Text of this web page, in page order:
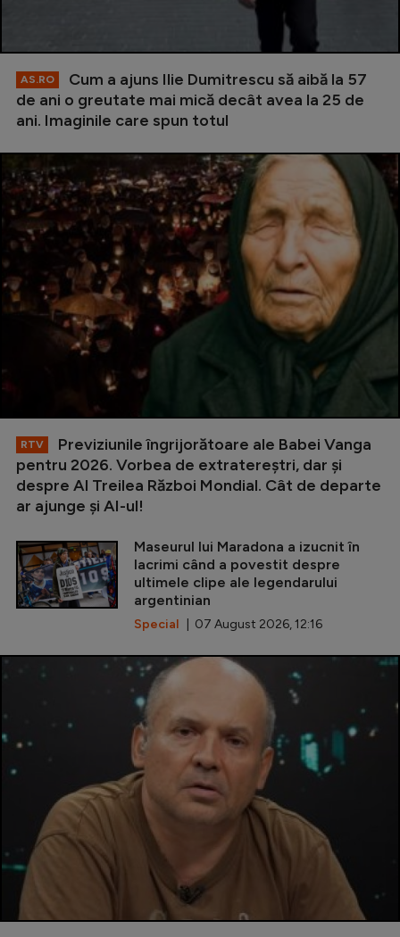
AS.RO
Cum a ajuns Ilie Dumitrescu să aibă la 57
de ani o greutate mai mică decât avea la 25 de
ani. Imaginile care spun totul
RTV
Previziunile îngrijorătoare ale Babei Vanga
pentru 2026. Vorbea de extratereștri, dar și
despre Al Treilea Război Mondial. Cât de departe
ar ajunge și AI-ul!
Maseurul lui Maradona a izucnit în
lacrimi când a povestit despre
ultimele clipe ale legendarului
argentinian
Special | 07 August 2026, 12:16